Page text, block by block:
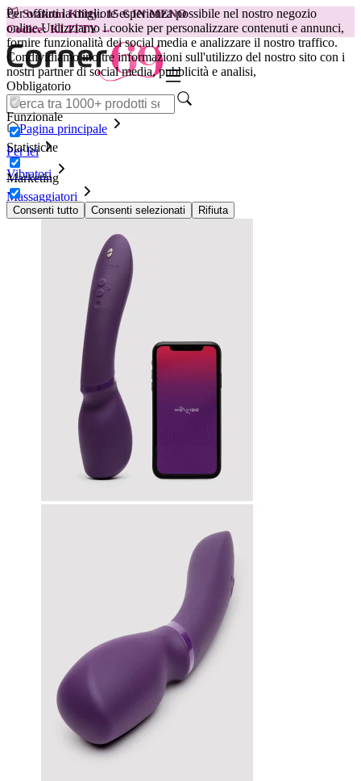
Per offrirti la migliore esperienza possibile nel nostro negozio
online.Utilizziamo i cookie per personalizzare contenuti e annunci,
fornire funzionalità dei social media e analizzare il nostro traffico.
Condividiamo inoltre informazioni sull'utilizzo del nostro sito con i
nostri partner di social media, pubblicità e analisi,
Obbligatorio
Funzionale
Statistiche
Marketing
Consenti tutto Consenti selezionati Rifiuta
😽Svakom Klitty: 15 € IN MENO
Codice: KLITTY →
Pagina principale
Per lei
Vibratori
Massaggiatori
We-Vibe - Vibratore Wand 2 - viola